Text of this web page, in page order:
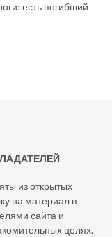
есть погибший
из открытых
на материал в
сайта и
целях.